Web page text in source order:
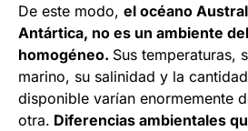
De este modo, el océano
Antártica, no es un ambiente
homogéneo. Sus temperaturas,
marino, su salinidad y la
disponible varían enormemente
otra. Diferencias ambientales